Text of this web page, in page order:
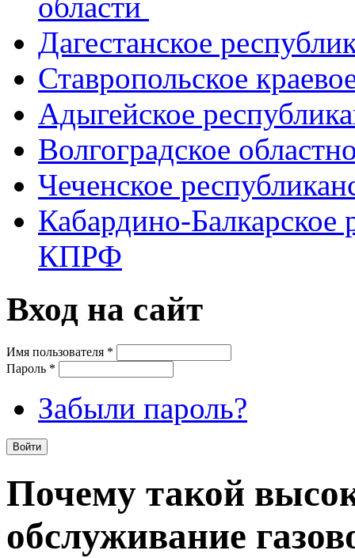
Дагестанское
Ставропольское
Адыгейское
Волгоградское
Чеченское
Кабардино-Балкарское
КПРФ
Вход на сайт
Имя пользователя *
Пароль *
Забыли пароль?
Почему такой
обслуживание